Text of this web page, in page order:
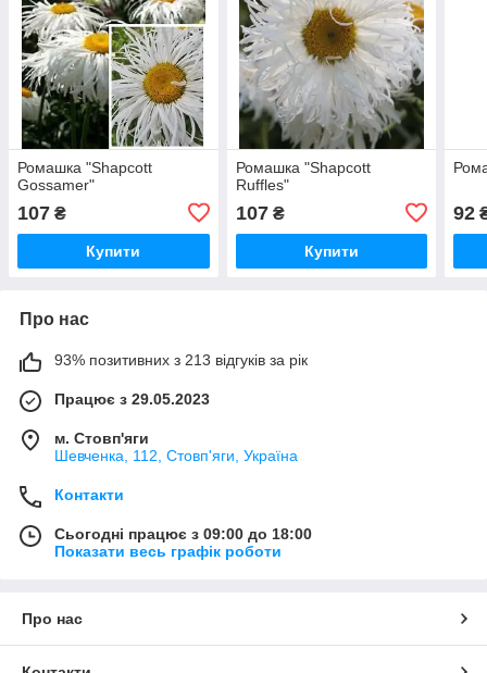
Ромашка "Shapcott
Gossamer"
107 ₴
Купити
Ромашка "Shapcott
Ruffles"
107₴
Купити
92
Про нас
93% позитивних з 213 відгуків за рік
Працює з 29.05.2023
м. Стовп'яги
Шевченка, 112, Стовп'яги, Україна
Контакти
Сьогодні працює з 09:00 до 18:00
Показати весь графік роботи
Про нас